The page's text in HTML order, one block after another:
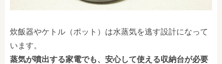
炊飯器やケトル（ポット）は水蒸気を逃す設計になって
います。
蒸気が噴出する家電でも、安心して使える収納台が必要